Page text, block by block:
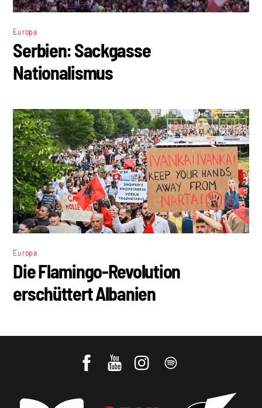
Europa
Serbien: Sackgasse
Nationalismus
Europa
Die Flamingo-Revolution
erschüttert Albanien